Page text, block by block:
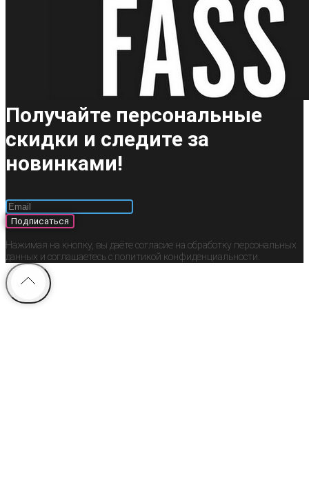
Получайте персональные
скидки и следите за
новинками!
Подписаться
Нажимая на кнопку, вы даёте согласие на обработку персональных
данных и соглашаетесь c политикой конфиденциальности.